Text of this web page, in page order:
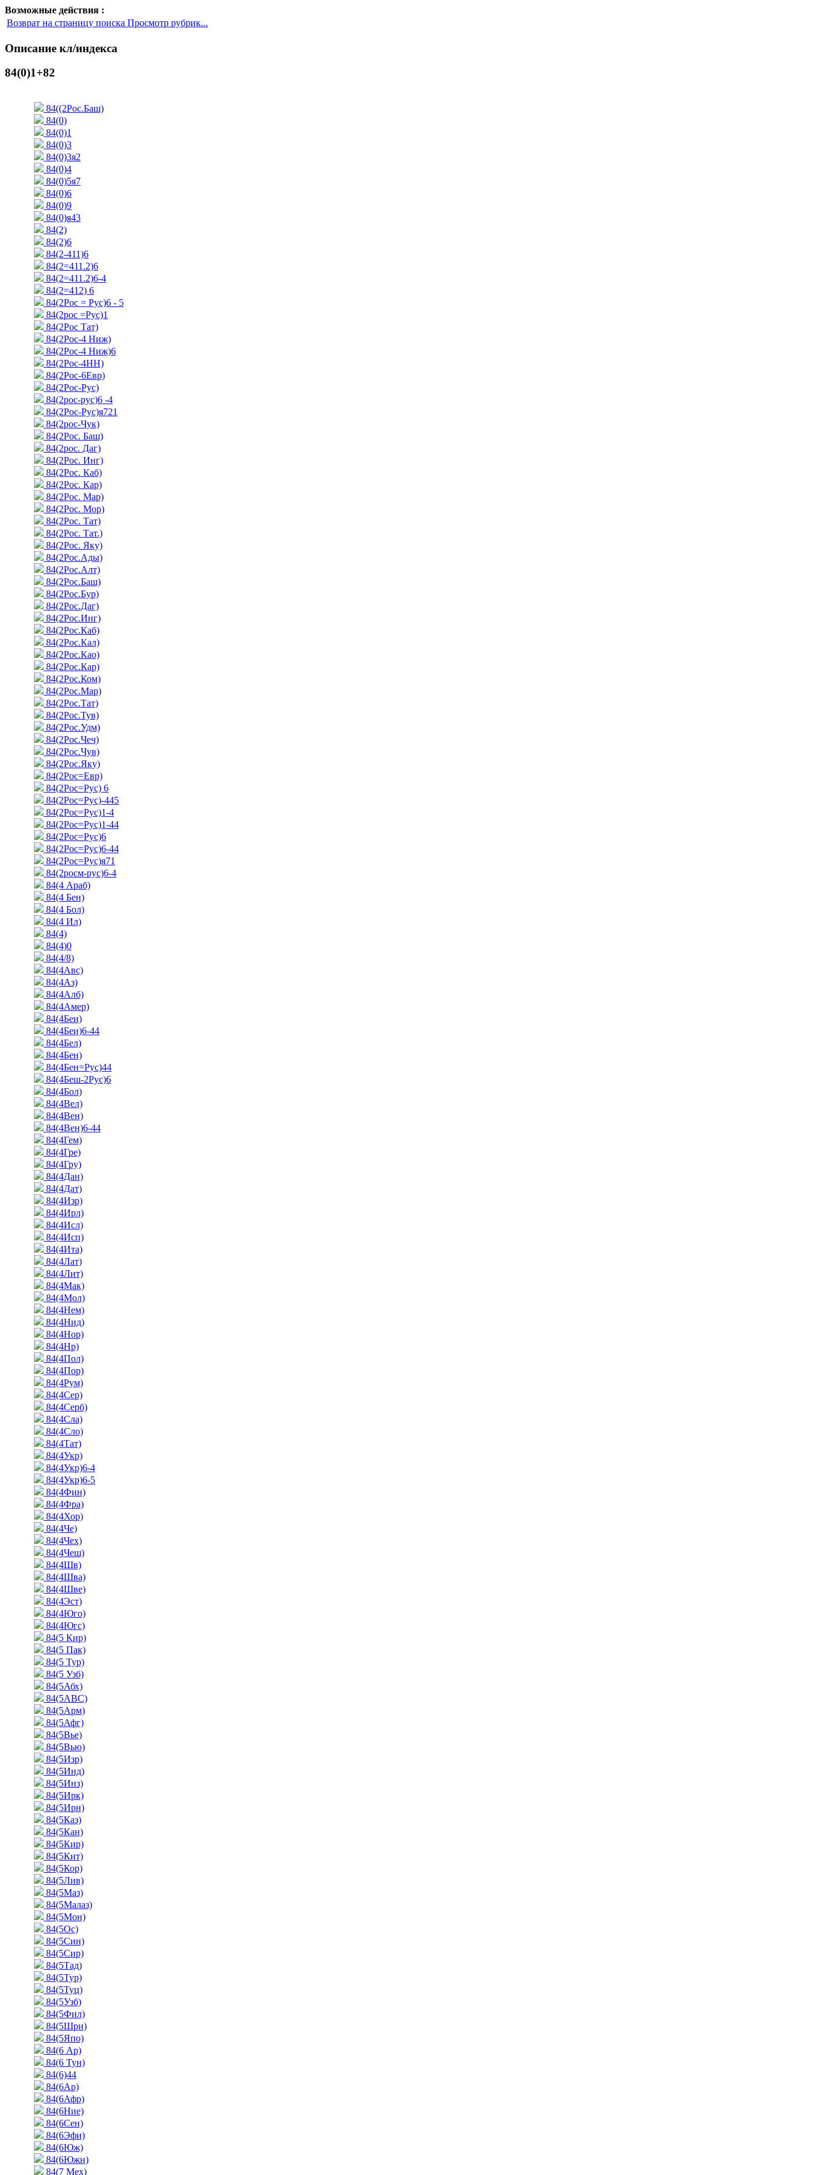
Возможные действия :
Возврат на страницу поиска Просмотр рубрик...
Описание кл/индекса
84(0)1+82
84((2Рос.Баш)
84(0)
84(0)1
84(0)3
84(0)3я2
84(0)4
84(0)5я7
84(0)6
84(0)9
84(0)я43
84(2)
84(2)6
84(2-411)6
84(2=411.2)6
84(2=411.2)6-4
84(2=412) 6
84(2Рос = Рус)6 - 5
84(2рос =Рус)1
84(2Рос Тат)
84(2Рос-4 Ниж)
84(2Рос-4 Ниж)6
84(2Рос-4НН)
84(2Рос-6Евр)
84(2Рос-Рус)
84(2рос-рус)6 -4
84(2Рос-Рус)я721
84(2рос-Чук)
84(2Рос. Баш)
84(2рос. Даг)
84(2Рос. Инг)
84(2Рос. Каб)
84(2Рос. Кар)
84(2Рос. Мар)
84(2Рос. Мор)
84(2Рос. Тат)
84(2Рос. Тат.)
84(2Рос. Яку)
84(2Рос.Ады)
84(2Рос.Алт)
84(2Рос.Баш)
84(2Рос.Бур)
84(2Рос.Даг)
84(2Рос.Инг)
84(2Рос.Каб)
84(2Рос.Кал)
84(2Рос.Као)
84(2Рос.Кар)
84(2Рос.Ком)
84(2Рос.Мар)
84(2Рос.Тат)
84(2Рос.Тув)
84(2Рос.Удм)
84(2Рос.Чеч)
84(2Рос.Чув)
84(2Рос.Яку)
84(2Рос=Евр)
84(2Рос=Рус) 6
84(2Рос=Рус)-445
84(2Рос=Рус)1-4
84(2Рос=Рус)1-44
84(2Рос=Рус)6
84(2Рос=Рус)6-44
84(2Рос=Рус)я71
84(2росм-рус)6-4
84(4 Араб)
84(4 Бен)
84(4 Бол)
84(4 Ил)
84(4)
84(4)0
84(4/8)
84(4Авс)
84(4Аз)
84(4Алб)
84(4Амер)
84(4Беи)
84(4Беи)6-44
84(4Бел)
84(4Бен)
84(4Бен=Рус)44
84(4Беш-2Рус)6
84(4Бол)
84(4Вел)
84(4Вен)
84(4Вен)6-44
84(4Гем)
84(4Гре)
84(4Гру)
84(4Дан)
84(4Дат)
84(4Изр)
84(4Ирл)
84(4Исл)
84(4Исп)
84(4Ита)
84(4Лат)
84(4Лит)
84(4Мак)
84(4Мол)
84(4Нем)
84(4Нид)
84(4Нор)
84(4Нр)
84(4Пол)
84(4Пор)
84(4Рум)
84(4Сер)
84(4Серб)
84(4Сла)
84(4Сло)
84(4Тат)
84(4Укр)
84(4Укр)6-4
84(4Укр)6-5
84(4Фин)
84(4Фра)
84(4Хор)
84(4Че)
84(4Чех)
84(4Чеш)
84(4Шв)
84(4Шва)
84(4Шве)
84(4Эст)
84(4Юго)
84(4Югс)
84(5 Кир)
84(5 Пак)
84(5 Тур)
84(5 Узб)
84(5Абх)
84(5АВС)
84(5Арм)
84(5Афг)
84(5Вье)
84(5Вью)
84(5Изр)
84(5Инд)
84(5Инз)
84(5Ирк)
84(5Ирн)
84(5Каз)
84(5Кан)
84(5Кир)
84(5Кит)
84(5Кор)
84(5Лив)
84(5Маз)
84(5Малаз)
84(5Мон)
84(5Ос)
84(5Син)
84(5Сир)
84(5Тад)
84(5Тур)
84(5Туц)
84(5Узб)
84(5Фил)
84(5Шри)
84(5Япо)
84(6 Ар)
84(6 Тун)
84(6)44
84(6Ар)
84(6Афр)
84(6Ние)
84(6Сен)
84(6Эфи)
84(6Юж)
84(6Южн)
84(7 Мех)